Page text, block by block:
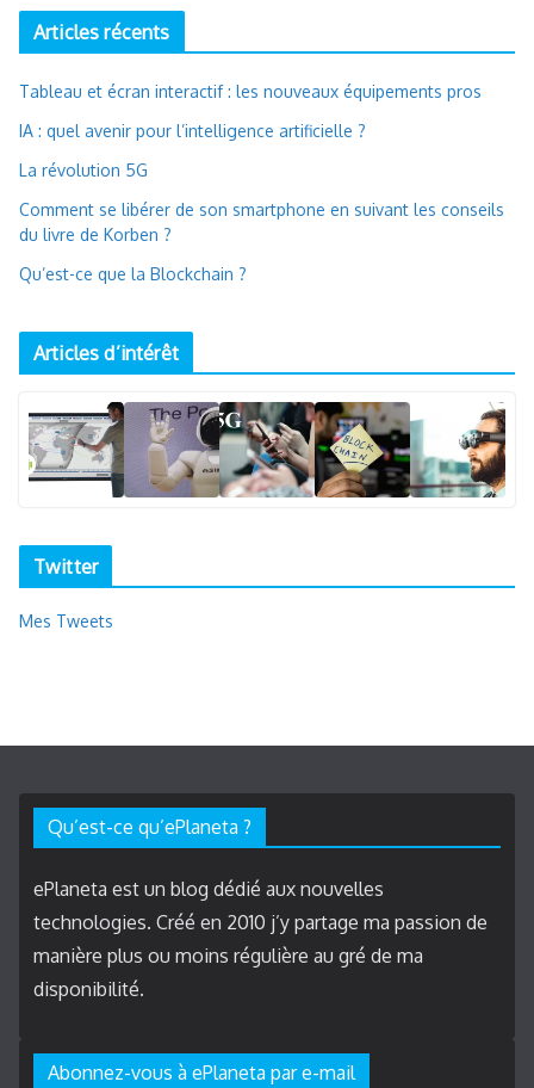
Articles récents
Tableau et écran interactif : les nouveaux équipements pros
IA : quel avenir pour l’intelligence artificielle ?
La révolution 5G
Comment se libérer de son smartphone en suivant les conseils
du livre de Korben ?
Qu’est-ce que la Blockchain ?
Articles d’intérêt
Twitter
Mes Tweets
Qu’est-ce qu’ePlaneta ?
ePlaneta est un blog dédié aux nouvelles
technologies. Créé en 2010 j’y partage ma passion de
manière plus ou moins régulière au gré de ma
disponibilité.
Abonnez-vous à ePlaneta par e-mail